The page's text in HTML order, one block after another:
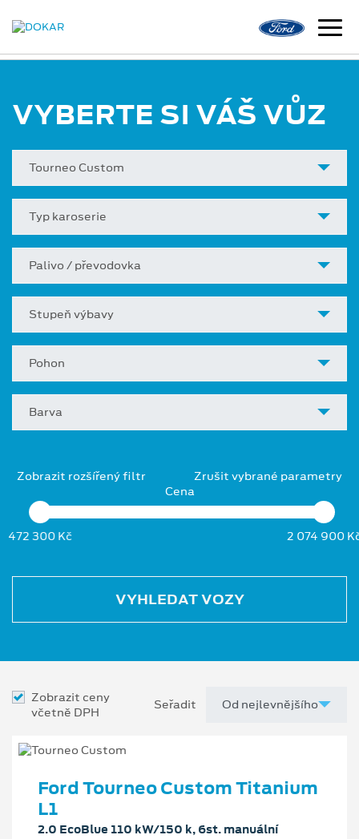
VYBERTE SI VÁŠ VŮZ
Tourneo Custom
Typ karoserie
Palivo / převodovka
Stupeň výbavy
Pohon
Barva
Zobrazit rozšířený filtr
Zrušit vybrané parametry
Cena
472 300 Kč 2 074 900
VYHLEDAT VOZY
Zobrazit ceny
včetně DPH
Seřadit
Ford Tourneo Custom Titanium
L1
2.0 EcoBlue 110 kW/150 k, 6st. manuální